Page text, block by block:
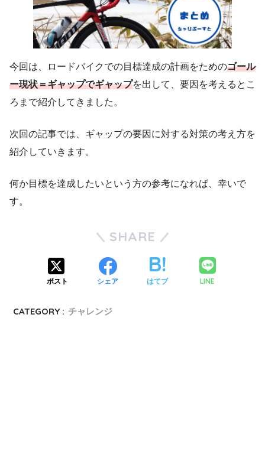
今回は、ロードバイクでの目標達成の計画をためのゴール
ー現状＝ギャップでギャップを出して、要因を考えるとこ
ろまで紹介してきました。
次回の記事では、ギャップの要因に対する対策の考え方を
紹介していきます。
何か目標を達成したいという方の参考になれば、幸いで
す。
SHARE
ポスト シェア はてブ LINE
CATEGORY : チャレンジ